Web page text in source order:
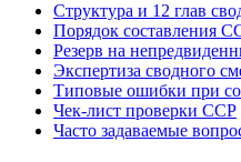
Структура и 12 глав
Порядок составления
Резерв на
Экспертиза сводного
Типовые ошибки при
Чек-лист проверки ССР
Часто задаваемые